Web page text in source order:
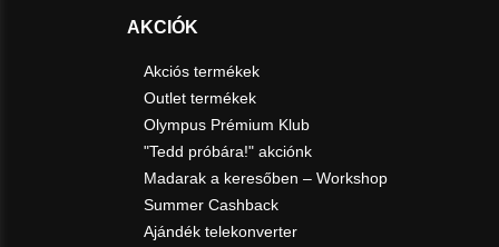
AKCIÓK
Akciós termékek
Outlet termékek
Olympus Prémium Klub
"Tedd próbára!" akciónk
Madarak a keresőben – Workshop
Summer Cashback
Ajándék telekonverter